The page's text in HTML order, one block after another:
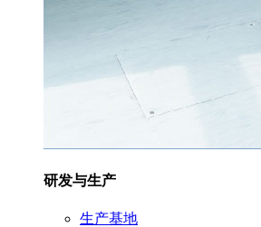
研发与生产
生产基地